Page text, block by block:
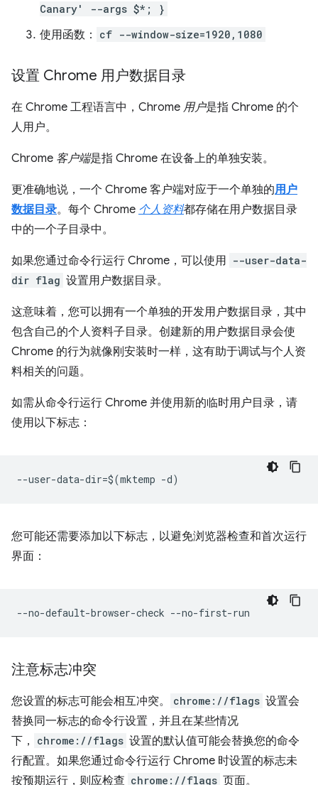
Canary' --args $*; }
使用函数： cf --window-size=1920,1080
设置 Chrome 用户数据目录
在 Chrome 工程语言中，Chrome 用户是指 Chrome 的个
人用户。
Chrome 客户端是指 Chrome 在设备上的单独安装。
更准确地说，一个 Chrome 客户端对应于一个单独的用户
数据目录。每个 Chrome 个人资料都存储在用户数据目录
中的一个子目录中。
如果您通过命令行运行 Chrome，可以使用 --user-data-
dir flag 设置用户数据目录。
这意味着，您可以拥有一个单独的开发用户数据目录，其中
包含自己的个人资料子目录。创建新的用户数据目录会使
Chrome 的行为就像刚安装时一样，这有助于调试与个人资
料相关的问题。
如需从命令行运行 Chrome 并使用新的临时用户目录，请
使用以下标志：
您可能还需要添加以下标志，以避免浏览器检查和首次运行
界面：
注意标志冲突
您设置的标志可能会相互冲突。 chrome://flags 设置会
替换同一标志的命令行设置，并且在某些情况
下，
chrome://flags 设置的默认值可能会替换您的命令
行配置。如果您通过命令行运行 Chrome 时设置的标志未
按预期运行，则应检查 chrome://flags 页面。